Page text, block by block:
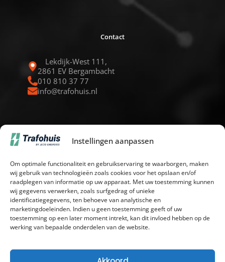
Instellingen aanpassen
Om optimale functionaliteit en gebruikservaring te waarborgen, maken
wij gebruik van technologieën zoals cookies voor het opslaan en/of
raadplegen van informatie op uw apparaat. Met uw toestemming kunnen
wij gegevens verwerken, zoals surfgedrag of unieke
identificatiegegevens, ten behoeve van analytische en
marketingdoeleinden. Indien u geen toestemming geeft of uw
toestemming op een later moment intrekt, kan dit invloed hebben op de
werking van bepaalde onderdelen van de website.
Contact
Lekdijk-West 111,
2861 EV Bergambacht
010 810 37 77
info@trafohuis.nl
Navigeren
Home
Werken bij
Nieuws
Contact
Over ons
Portfolio
Privacy Policy